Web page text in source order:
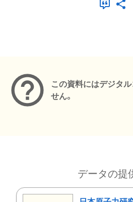
この資料にはデジタ
せん。
データの提